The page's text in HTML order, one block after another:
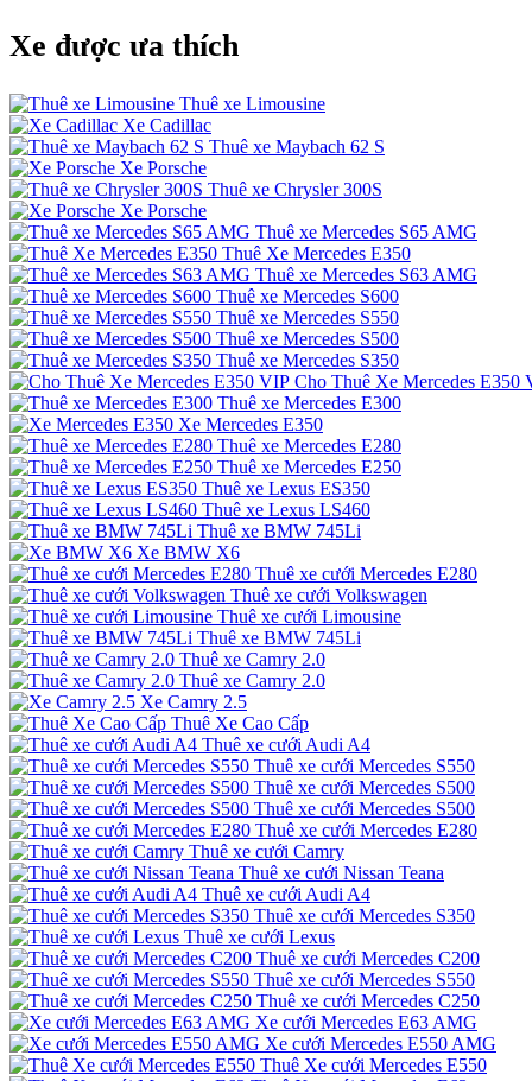
Xe được ưa thích
Thuê xe Limousine
Xe Cadillac
Thuê xe Maybach 62 S
Xe Porsche
Thuê xe Chrysler 300S
Xe Porsche
Thuê xe Mercedes S65 AMG
Thuê Xe Mercedes E350
Thuê xe Mercedes S63 AMG
Thuê xe Mercedes S600
Thuê xe Mercedes S550
Thuê xe Mercedes S500
Thuê xe Mercedes S350
Cho Thuê Xe Mercedes E350
Thuê xe Mercedes E300
Xe Mercedes E350
Thuê xe Mercedes E280
Thuê xe Mercedes E250
Thuê xe Lexus ES350
Thuê xe Lexus LS460
Thuê xe BMW 745Li
Xe BMW X6
Thuê xe cưới Mercedes E280
Thuê xe cưới Volkswagen
Thuê xe cưới Limousine
Thuê xe BMW 745Li
Thuê xe Camry 2.0
Thuê xe Camry 2.0
Xe Camry 2.5
Thuê Xe Cao Cấp
Thuê xe cưới Audi A4
Thuê xe cưới Mercedes S550
Thuê xe cưới Mercedes S500
Thuê xe cưới Mercedes S500
Thuê xe cưới Mercedes E280
Thuê xe cưới Camry
Thuê xe cưới Nissan Teana
Thuê xe cưới Audi A4
Thuê xe cưới Mercedes S350
Thuê xe cưới Lexus
Thuê xe cưới Mercedes C200
Thuê xe cưới Mercedes S550
Thuê xe cưới Mercedes C250
Xe cưới Mercedes E63 AMG
Xe cưới Mercedes E550 AMG
Thuê Xe cưới Mercedes E550